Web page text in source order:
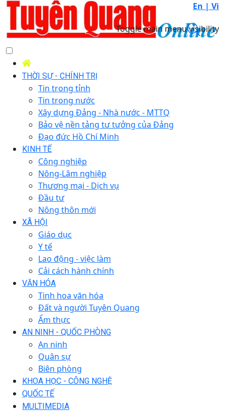
En | Vi
Toggle main menu visibility
THỜI SỰ - CHÍNH TRỊ
Tin trong tỉnh
Tin trong nước
Xây dựng Đảng - Nhà nước - MTTQ
Bảo vệ nền tảng tư tưởng của Đảng
Đạo đức Hồ Chí Minh
KINH TẾ
Công nghiệp
Nông-Lâm nghiệp
Thương mại - Dịch vụ
Đầu tư
Nông thôn mới
XÃ HỘI
Giáo dục
Y tế
Lao động - việc làm
Cải cách hành chính
VĂN HÓA
Tinh hoa văn hóa
Đất và người Tuyên Quang
Ẩm thực
AN NINH - QUỐC PHÒNG
An ninh
Quân sự
Biên phòng
KHOA HỌC - CÔNG NGHỆ
QUỐC TẾ
MULTIMEDIA